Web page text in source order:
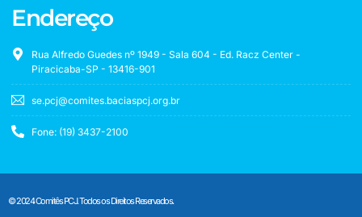
Endereço
Rua Alfredo Guedes nº 1949 - Sala 604 - Ed. Racz Center -
Piracicaba-SP - 13416-901
se.pcj@comites.baciaspcj.org.br
Fone: (19) 3437-2100
© 2024 Comitês PCJ. Todos os Direitos Reservados.